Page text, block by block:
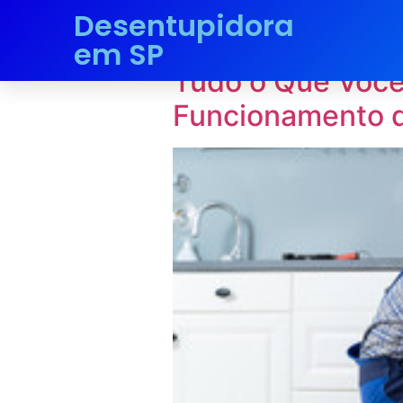
Desentupidora
em SP
Tag:
Tudo o Que
Funcionamento